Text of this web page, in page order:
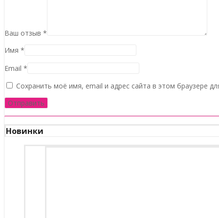
Ваш отзыв *
Имя *
Email *
Сохранить моё имя, email и адрес сайта в этом браузере
Новинки